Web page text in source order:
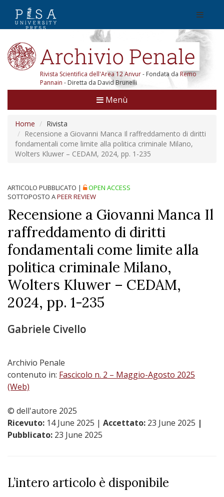
Rivista Scientifica dell'Area 12 Anvur- Fondata da Remo
Pannain - Diretta da David Brunelli
Menù
Home
Rivista
Recensione a Giovanni Manca Il raffreddamento di diritti
fondamentali come limite alla politica criminale Milano,
Wolters Kluwer – CEDAM, 2024, pp. 1-235
ARTICOLO PUBBLICATO |
OPEN ACCESS
SOTTOPOSTO APEER REVIEW
Recensione a Giovanni Manca Il
raffreddamento di diritti
fondamentali come limite alla
politica criminale Milano,
Wolters Kluwer – CEDAM,
2024, pp. 1-235
Gabriele Civello
Archivio Penale
contenuto in: Fascicolo n. 2 – Maggio-Agosto 2025
(Web)
© dell'autore 2025
Ricevuto: 14 June 2025 | Accettato: 23 June 2025 |
Pubblicato: 23 June 2025
L’intero articolo è disponibile